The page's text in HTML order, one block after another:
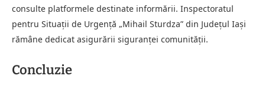
consulte platformele destinate informării. Inspectoratul
pentru Situații de Urgență „Mihail Sturdza” din Județul Iași
rămâne dedicat asigurării siguranței comunității.
Concluzie